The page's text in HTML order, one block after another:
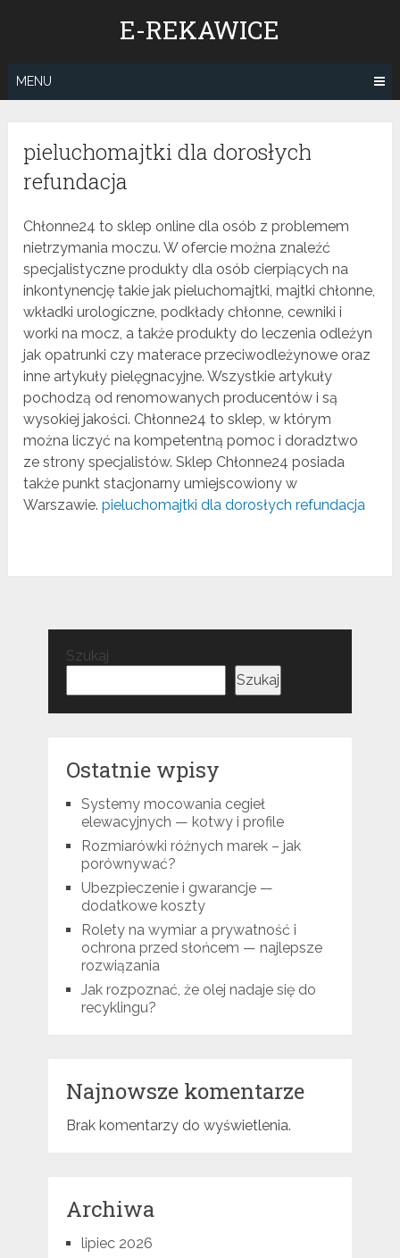
E-REKAWICE
MENU
pieluchomajtki dla dorosłych
refundacja
Chłonne24 to sklep online dla osób z problemem
nietrzymania moczu. W ofercie można znaleźć
specjalistyczne produkty dla osób cierpiących na
inkontynencję takie jak pieluchomajtki, majtki chłonne,
wkładki urologiczne, podkłady chłonne, cewniki i
worki na mocz, a także produkty do leczenia odleżyn
jak opatrunki czy materace przeciwodleżynowe oraz
inne artykuły pielęgnacyjne. Wszystkie artykuły
pochodzą od renomowanych producentów i są
wysokiej jakości. Chłonne24 to sklep, w którym
można liczyć na kompetentną pomoc i doradztwo
ze strony specjalistów. Sklep Chłonne24 posiada
także punkt stacjonarny umiejscowiony w
Warszawie.pieluchomajtki dla dorosłych refundacja
Szukaj
Szukaj
Ostatnie wpisy
Systemy mocowania cegieł
elewacyjnych — kotwy i profile
Rozmiarówki różnych marek – jak
porównywać?
Ubezpieczenie i gwarancje —
dodatkowe koszty
Rolety na wymiar a prywatność i
ochrona przed słońcem — najlepsze
rozwiązania
Jak rozpoznać, że olej nadaje się do
recyklingu?
Najnowsze komentarze
Brak komentarzy do wyświetlenia.
Archiwa
lipiec 2026